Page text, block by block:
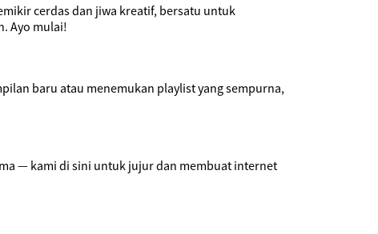
cerdas dan jiwa kreatif, bersatu untuk
Ayo mulai!
baru atau menemukan playlist yang sempurna,
— kami di sini untuk jujur dan membuat internet